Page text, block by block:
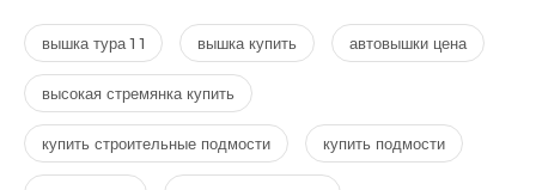
вышка тура 1 1 вышка купить автовышки цена
высокая стремянка купить
купить строительные подмости купить подмости